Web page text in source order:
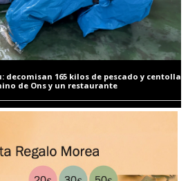
decomisan 165 kilos de pescado y centolla
de Ons y un restaurante